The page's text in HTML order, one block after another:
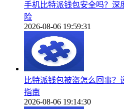
手机比特派钱包安全吗？深
险
2026-08-06 19:59:31
比特派钱包被盗怎么回事
指南
2026-08-06 19:14:30